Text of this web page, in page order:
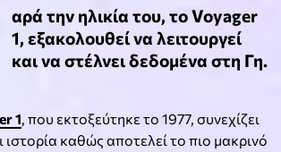
αρά την ηλικία του, το Voyager
1, εξακολουθεί να λειτουργεί
και να στέλνει δεδομένα στη Γη.
1, που εκτοξεύτηκε το 1977, συνεχίζει
ιστορία καθώς αποτελεί το πιο μακρινό